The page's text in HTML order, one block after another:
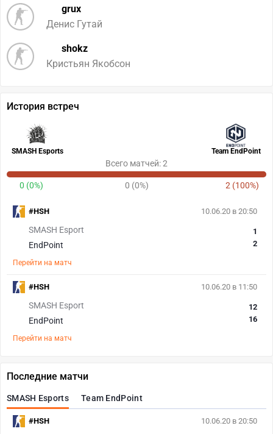
grux
Денис Гутай
shokz
Кристьян Якобсон
История встреч
SMASH Esports Team EndPoint
Всего матчей: 2
0 (0%) 0 (0%) 2 (100%)
10.06.20 в 20:50
SMASH Esport
EndPoint
1
2
Перейти на матч
#HSH
10.06.20 в 11:50
SMASH Esport
EndPoint
12
16
Перейти на матч
#HSH
Последние матчи
SMASH Esports Team EndPoint
10.06.20 в 20:50
#HSH